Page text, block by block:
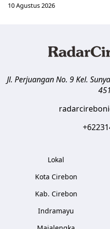
10 Agustus 2026
Jl. Perjuangan No. 9 Kel.
Lokal
Kota Cirebon
Kab. Cirebon
Indramayu